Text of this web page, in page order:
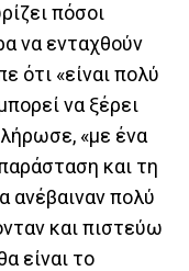
πόσοι
να ενταχθούν
ότι «είναι πολύ
να ξέρει
«με ένα
και τη
ανέβαιναν πολύ
και πιστεύω
είναι το